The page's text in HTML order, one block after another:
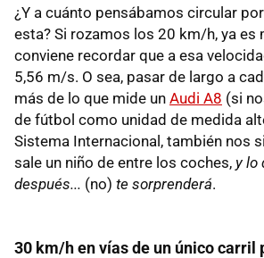
¿Y a cuánto pensábamos circular
esta? Si rozamos los 20 km/h, ya es
conviene recordar que a esa
5,56 m/s. O sea, pasar de largo a
más de lo que mide un Audi A8 (si
de fútbol como unidad de medida
Sistema Internacional, también nos
sale un niño de entre los coches, y lo
después... (no) te sorprenderá.
30 km/h en vías de un único carril